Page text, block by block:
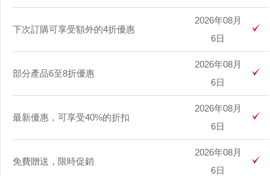
下次訂購可享受額外的4折優惠
2026年08月
6日
部分產品6至8折優惠
2026年08月
6日
最新優惠，可享受40%的折扣
2026年08月
6日
免費贈送，限時促銷
2026年08月
6日